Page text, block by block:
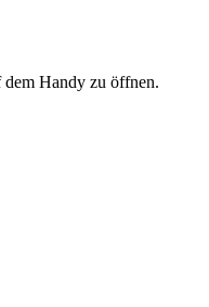
dem Handy zu öffnen.